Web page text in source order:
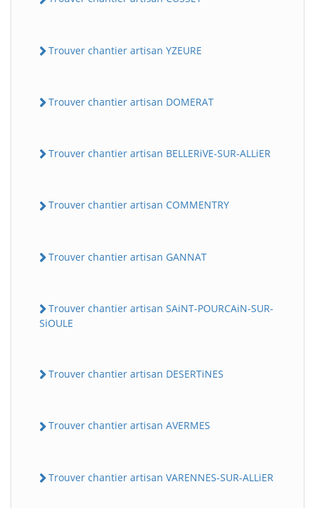
Trouver chantier artisan YZEURE
Trouver chantier artisan DOMERAT
Trouver chantier artisan BELLERiVE-SUR-ALLiER
Trouver chantier artisan COMMENTRY
Trouver chantier artisan GANNAT
Trouver chantier artisan SAiNT-POURCAiN-SUR-
SiOULE
Trouver chantier artisan DESERTiNES
Trouver chantier artisan AVERMES
Trouver chantier artisan VARENNES-SUR-ALLiER